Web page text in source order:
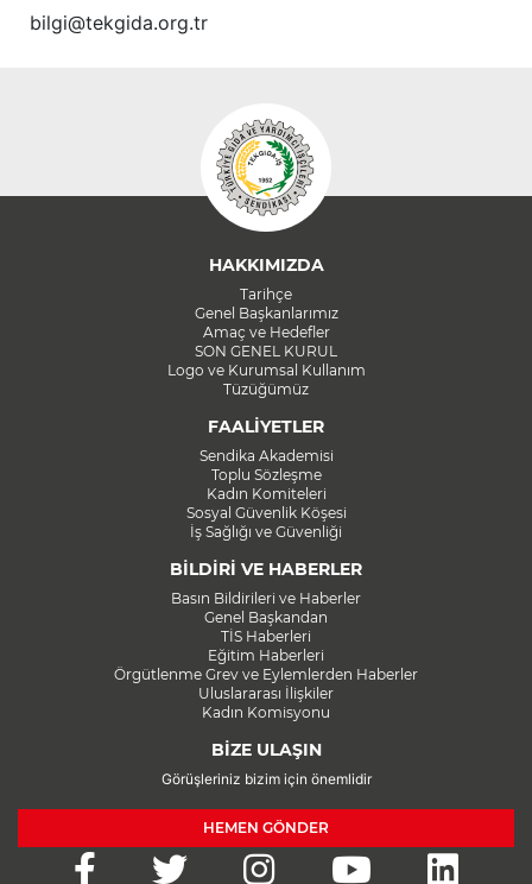
bilgi@tekgida.org.tr
HAKKIMIZDA
Tarihçe
Genel Başkanlarımız
Amaç ve Hedefler
SON GENEL KURUL
Logo ve Kurumsal Kullanım
Tüzüğümüz
FAALİYETLER
Sendika Akademisi
Toplu Sözleşme
Kadın Komiteleri
Sosyal Güvenlik Köşesi
İş Sağlığı ve Güvenliği
BİLDİRİ VE HABERLER
Basın Bildirileri ve Haberler
Genel Başkandan
TİS Haberleri
Eğitim Haberleri
Örgütlenme Grev ve Eylemlerden Haberler
Uluslararası İlişkiler
Kadın Komisyonu
BİZE ULAŞIN
Görüşleriniz bizim için önemlidir
HEMEN GÖNDER